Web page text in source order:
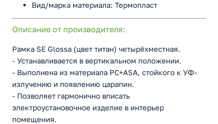
Вид/марка материала: Термопласт
Описание от производителя:
Рамка SE Glossa (цвет титан) четырёхместная.
- Устанавливается в вертикальном положении.
- Выполнена из материала PС+ASA, стойкого к УФ-
излучению и появлению царапин.
- Позволяет гармонично вписать
электроустановочное изделие в интерьер
помещения.